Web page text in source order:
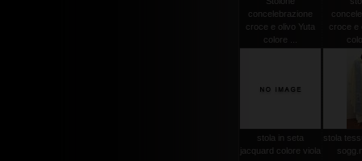
concelebrazione
croce e olivo Yuta
colore ...
croce e
stola in seta
jacquard colore viola
stola